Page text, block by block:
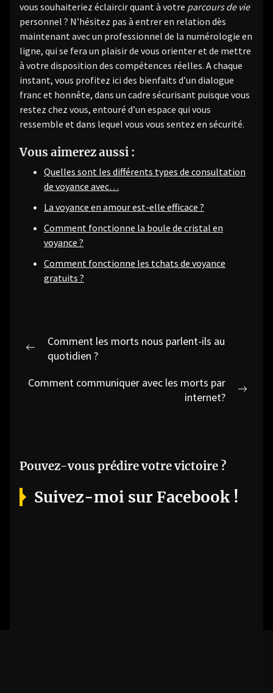
vous souhaiteriez éclaircir quant à votre parcours de vie
personnel ? N’hésitez pas à entrer en relation dès
maintenant avec un professionnel de la numérologie en
ligne, qui se fera un plaisir de vous orienter et de mettre
à votre disposition des compétences réelles. A chaque
instant, vous profitez ici des bienfaits d’un dialogue
franc et honnête, dans un cadre sécurisant puisque vous
restez chez vous, entouré d’un espace qui vous
ressemble et dans lequel vous vous sentez en sécurité.
Vous aimerez aussi :
Quelles sont les différents types de consultation
de voyance avec…
La voyance en amour est-elle efficace ?
Comment fonctionne la boule de cristal en
voyance ?
Comment fonctionne les tchats de voyance
gratuits ?
Navigation
de
l’article
Previous
Comment les morts nous parlent-ils au
quotidien ?
Comment communiquer avec les morts par
internet?
Pouvez-vous prédire votre victoire ?
Suivez-moi sur Facebook !